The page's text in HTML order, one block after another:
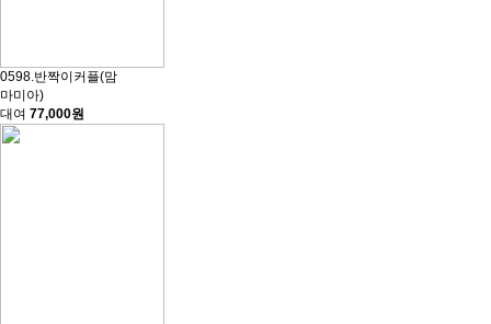
0598.반짝이커플(맘
마미아)
대여 77,000원